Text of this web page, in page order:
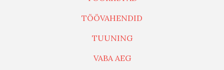
TÖÖVAHENDID
TUUNING
VABA AEG